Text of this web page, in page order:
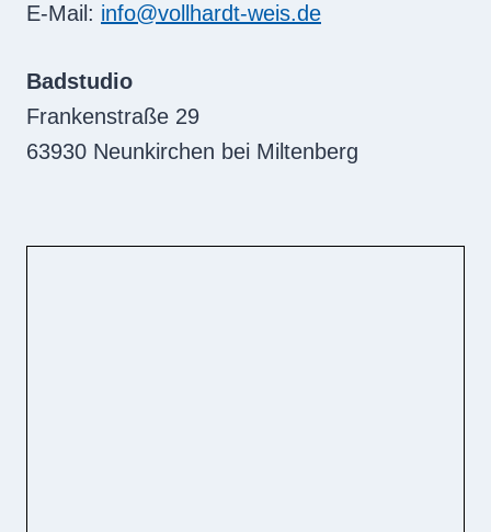
E-Mail: info@vollhardt-weis.de
Badstudio
Frankenstraße 29
63930 Neunkirchen bei Miltenberg